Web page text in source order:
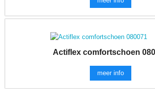
Actiflex comfortschoen
meer info